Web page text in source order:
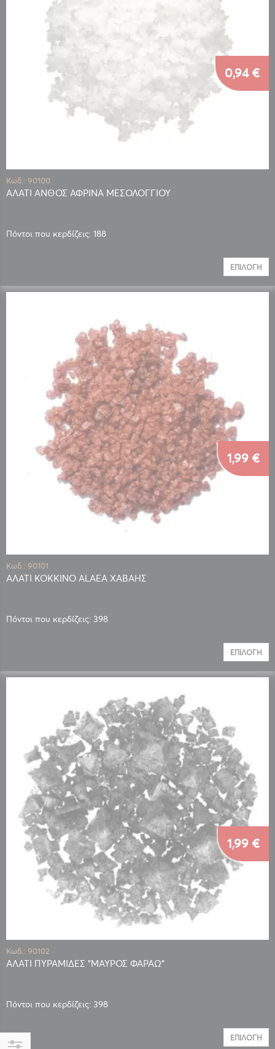
Κωδ.: 90100
ΑΛΑΤΙ ΑΝΘΟΣ ΑΦΡΙΝΑ ΜΕΣΟΛΟΓΓΙΟΥ
Πόντοι που κερδίζεις: 188
0,94 €
ΕΠΙΛΟΓΉ
Κωδ.: 90101
ΑΛΑΤΙ ΚΟΚΚΙΝΟ ALAEA ΧΑΒΑΗΣ
Πόντοι που κερδίζεις: 398
1,99 €
ΕΠΙΛΟΓΉ
Κωδ.: 90102
ΑΛΑΤΙ ΠΥΡΑΜΙΔΕΣ "ΜΑΥΡΟΣ ΦΑΡΑΩ"
Πόντοι που κερδίζεις: 398
1,99 €
ΕΠΙΛΟΓΉ